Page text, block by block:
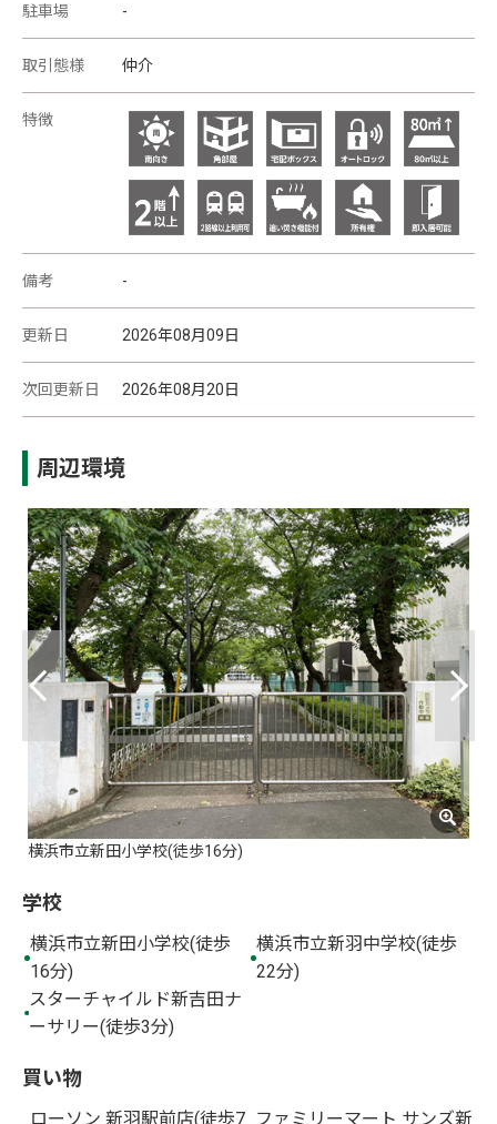
駐車場 -
取引態様 仲介
特徴
備考 -
更新日 2026年08月09日
次回更新日 2026年08月20日
周辺環境
横浜市立新田小学校(徒歩16分)
学校
横浜市立新田小学校(徒歩
16分)
横浜市立新羽中学校(徒歩
22分)
スターチャイルド新吉田ナ
ーサリー(徒歩3分)
買い物
ローソン 新羽駅前店(徒歩7 ファミリーマート サンズ新